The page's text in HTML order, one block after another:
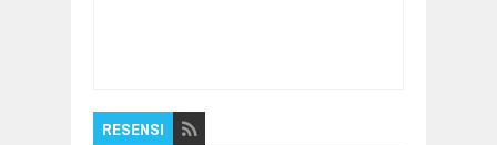
RESENSI